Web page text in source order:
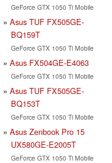
GeForce GTX 1050 Ti Mobile
Asus TUF FX505GE-
BQ159T
GeForce GTX 1050 Ti Mobile
Asus FX504GE-E4063
GeForce GTX 1050 Ti Mobile
Asus TUF FX505GE-
BQ153T
GeForce GTX 1050 Ti Mobile
Asus Zenbook Pro 15
UX580GE-E2005T
GeForce GTX 1050 Ti Mobile